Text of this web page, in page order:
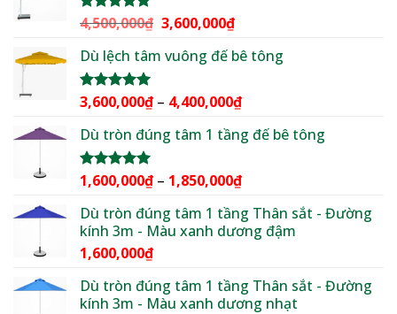
Được xếp
5 sao
4,500,000₫ Giá
là:
3,600,000₫Giá
tại
3,600,000₫.
Dù lệch tâm vuông đế bê tông
Được xếp
5 sao
3,600,000₫ – 4,400,000₫Khoảng
từ
đến
Dù tròn đúng tâm 1 tầng đế bê tông
Được xếp
5 sao
1,600,000₫ – 1,850,000₫Khoảng
từ
1,600,000₫
Dù tròn đúng tâm 1 tầng Thân sắt - Đường
kính 3m - Màu xanh dương đậm
1,600,000₫
Dù tròn đúng tâm 1 tầng Thân sắt - Đường
kính 3m - Màu xanh dương nhạt